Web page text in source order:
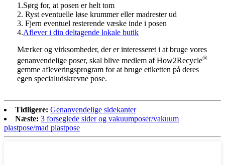
1.Sørg for, at posen er helt tom
2. Ryst eventuelle løse krummer eller madrester ud
3. Fjern eventuel resterende væske inde i posen
4.Aflever i din deltagende lokale butik
Mærker og virksomheder, der er interesseret i at bruge vores
genanvendelige poser, skal blive medlem af How2Recycle®
gemme afleveringsprogram for at bruge etiketten på deres
egen specialudskrevne pose.
Tidligere: Genanvendelige sidekanter
Næste: 3 forseglede sider og vakuumposer/vakuum
plastpose/mad plastpose